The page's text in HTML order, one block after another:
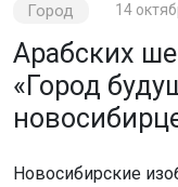
Город 14
Арабских
«Город
Новосибирские